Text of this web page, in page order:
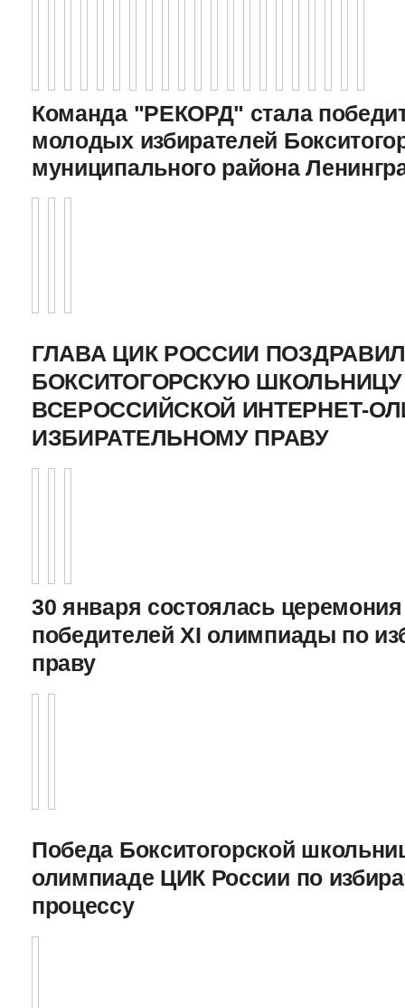
Команда "РЕКОРД" стала
молодых избирателей
муниципального района
ГЛАВА ЦИК РОССИИ
БОКСИТОГОРСКУЮ
ВСЕРОССИЙСКОЙ ИНТЕРНЕТ-
ИЗБИРАТЕЛЬНОМУ ПРАВУ
30 января состоялась
победителей XI олимпиады по
праву
Победа Бокситогорской
олимпиаде ЦИК России по
процессу